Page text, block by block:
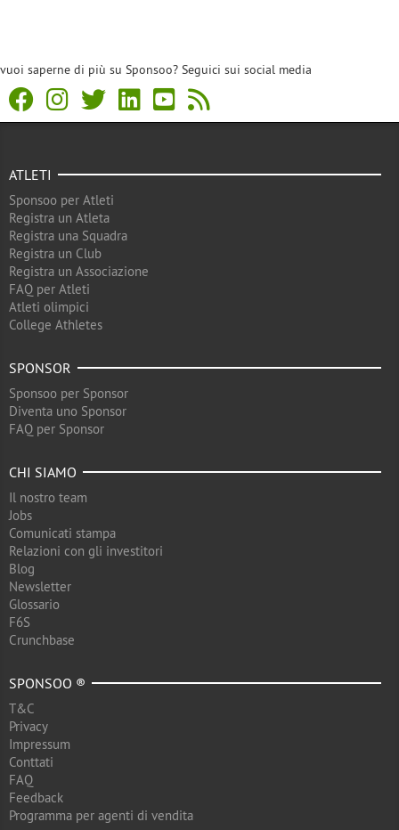
vuoi saperne di più su Sponsoo? Seguici sui social media
ATLETI
Sponsoo per Atleti
Registra un Atleta
Registra una Squadra
Registra un Club
Registra un Associazione
FAQ per Atleti
Atleti olimpici
College Athletes
SPONSOR
Sponsoo per Sponsor
Diventa uno Sponsor
FAQ per Sponsor
CHI SIAMO
Il nostro team
Jobs
Comunicati stampa
Relazioni con gli investitori
Blog
Newsletter
Glossario
F6S
Crunchbase
SPONSOO ®
T&C
Privacy
Impressum
Conttati
FAQ
Feedback
Programma per agenti di vendita